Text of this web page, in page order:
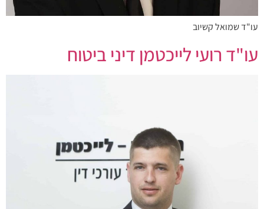
עו"ד שמואל קשיוב
עו"ד רועי לייכטמן דיני ביטוח